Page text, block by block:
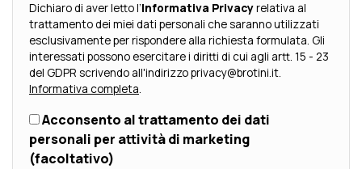
Dichiaro di aver letto l’Informativa Privacyrelativa al
trattamento dei miei dati personali che saranno utilizzati
esclusivamente per rispondere alla richiesta formulata. Gli
interessati possono esercitare i diritti di cui agli artt. 15 - 23
del GDPR scrivendo all'indirizzo privacy@brotini.it.
Informativa completa.
Acconsento al trattamento dei dati
personali per attività di marketing
(facoltativo)